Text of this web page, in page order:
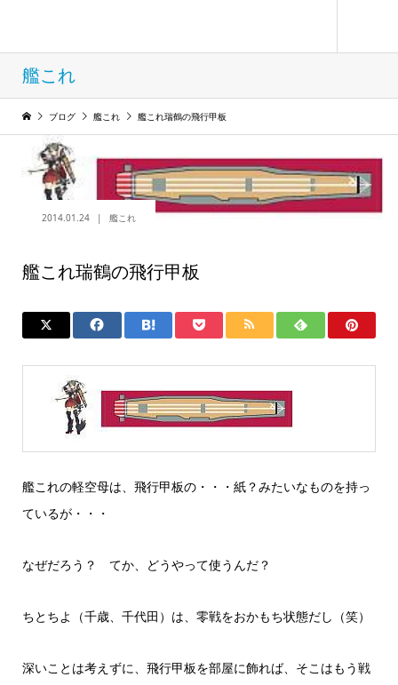
艦これ
ブログ 艦これ 艦これ瑞鶴の飛行甲板
2014.01.24 艦これ
艦これ瑞鶴の飛行甲板
艦これの軽空母は、飛行甲板の・・・紙？みたいなものを持っ
ているが・・・
なぜだろう？ てか、どうやって使うんだ？
ちとちよ（千歳、千代田）は、零戦をおかもち状態だし（笑）
深いことは考えずに、飛行甲板を部屋に飾れば、そこはもう戦